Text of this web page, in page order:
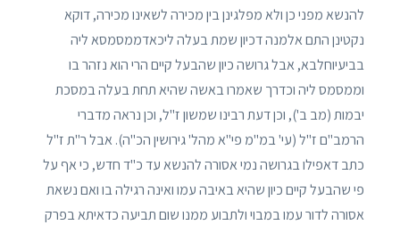
להנשא מפני כן ולא מפלגינן בין מכירה לשאינו מכירה, דוקא
נקטינן התם אלמנה דכיון שמת בעלה ליכאדממסמסא ליה
בביעיוחלבא, אבל גרושה כיון שהבעל קיים הרי הוא נזהר בו
וממסמס ליה וכדרך שאמרו באשה שהיא תחת בעלה במסכת
יבמות (מב ב'), וכן דעת רבינו שמשון ז"ל, וכן נראה מדברי
הרמב"ם ז"ל (עי' במ"מ פי"א מהל' גירושין הכ"ה). אבל ר"ת ז"ל
כתב דאפילו בגרושה נמי אסורה להנשא עד כ"ד חדש, כי אף על
פי שהבעל קיים כיון שהיא באיבה עמו ואינה רגילה בו ואם נשאת
אסורה לדור עמו במבוי ולתבוע ממנו שום תביעה כדאיתא בפרק